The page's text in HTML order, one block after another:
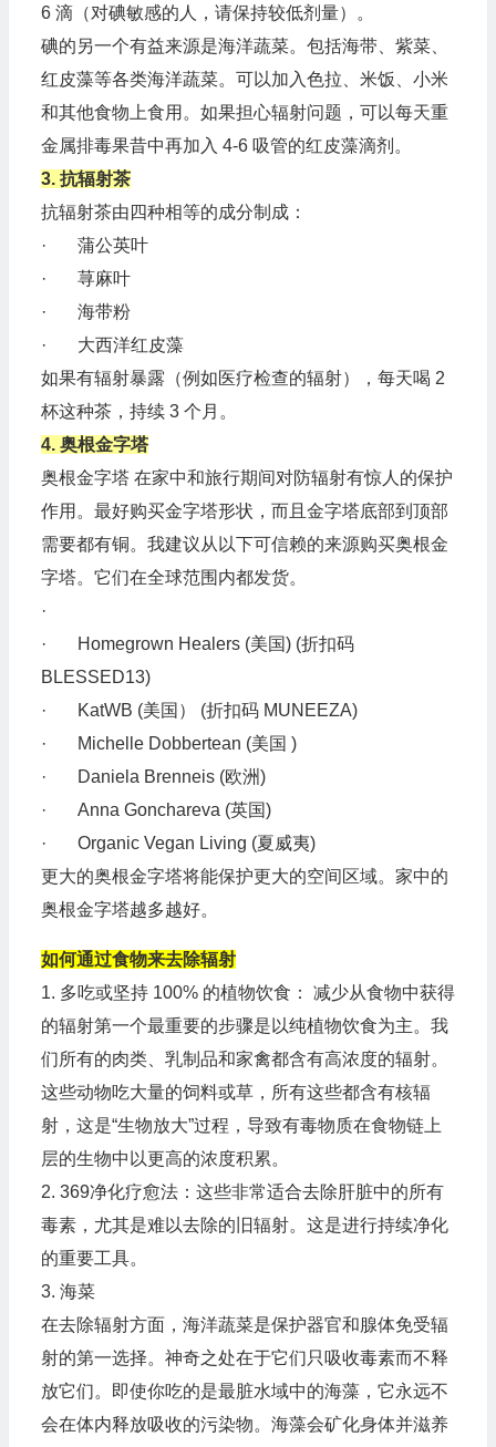
6 滴（对碘敏感的人，请保持较低剂量）。
碘的另一个有益来源是海洋蔬菜。包括海带、紫菜、
红皮藻等各类海洋蔬菜。可以加入色拉、米饭、小米
和其他食物上食用。如果担心辐射问题，可以每天重
金属排毒果昔中再加入 4-6 吸管的红皮藻滴剂。
3. 抗辐射茶
抗辐射茶由四种相等的成分制成：
· 蒲公英叶
· 荨麻叶
· 海带粉
· 大西洋红皮藻
如果有辐射暴露（例如医疗检查的辐射），每天喝 2
杯这种茶，持续 3 个月。
4. 奥根金字塔
奥根金字塔 在家中和旅行期间对防辐射有惊人的保护
作用。最好购买金字塔形状，而且金字塔底部到顶部
需要都有铜。我建议从以下可信赖的来源购买奥根金
字塔。它们在全球范围内都发货。
·
· Homegrown Healers (美国) (折扣码
BLESSED13)
· KatWB (美国） (折扣码 MUNEEZA)
· Michelle Dobbertean (美国 )
· Daniela Brenneis (欧洲)
· Anna Gonchareva (英国)
· Organic Vegan Living (夏威夷)
更大的奥根金字塔将能保护更大的空间区域。家中的
奥根金字塔越多越好。
如何通过食物来去除辐射
1. 多吃或坚持 100% 的植物饮食： 减少从食物中获得
的辐射第一个最重要的步骤是以纯植物饮食为主。我
们所有的肉类、乳制品和家禽都含有高浓度的辐射。
这些动物吃大量的饲料或草，所有这些都含有核辐
射，这是“生物放大”过程，导致有毒物质在食物链上
层的生物中以更高的浓度积累。
2. 369净化疗愈法：这些非常适合去除肝脏中的所有
毒素，尤其是难以去除的旧辐射。这是进行持续净化
的重要工具。
3. 海菜
在去除辐射方面，海洋蔬菜是保护器官和腺体免受辐
射的第一选择。神奇之处在于它们只吸收毒素而不释
放它们。即使你吃的是最脏水域中的海藻，它永远不
会在体内释放吸收的污染物。海藻会矿化身体并滋养